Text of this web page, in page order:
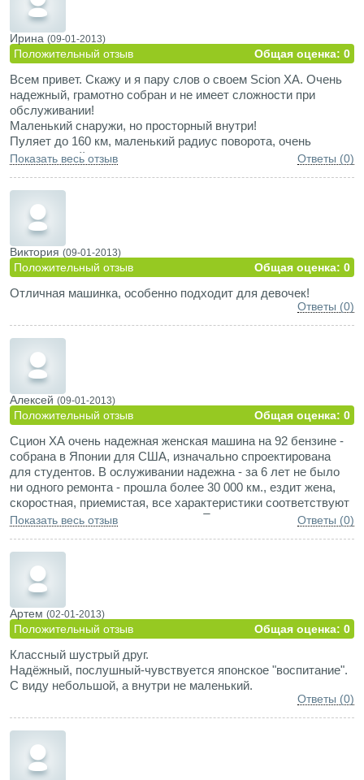
Ирина (09-01-2013)
Положительный отзыв Общая оценка: 0
Всем привет. Скажу и я пару слов о своем Scion XA. Очень
надежный, грамотно собран и не имеет сложности при
обслуживании!
Маленький снаружи, но просторный внутри!
Пуляет до 160 км, маленький радиус поворота, очень
маневренный.
Показать весь отзыв Ответы (0)
Виктория (09-01-2013)
Положительный отзыв Общая оценка: 0
Отличная машинка, особенно подходит для девочек!
Ответы (0)
Алексей (09-01-2013)
Положительный отзыв Общая оценка: 0
Сцион ХА очень надежная женская машина на 92 бензине -
собрана в Японии для США, изначально спроектирована
для студентов. В ослуживании надежна - за 6 лет не было
ни одного ремонта - прошла более 30 000 км., ездит жена,
скоростная, приемистая, все характеристики соответствуют
заявленным - жена и я довольны. Продаем только из-за
Кондиционер работал отлично - только через 5 лет поменял
заправку. Зимой заводится без проблем - у нас стоит
автозапуск.
Показать весь отзыв Ответы (0)
Артем (02-01-2013)
Положительный отзыв Общая оценка: 0
Классный шустрый друг.
Надёжный, послушный-чувствуется японское "воспитание".
С виду небольшой, а внутри не маленький.
Ответы (0)